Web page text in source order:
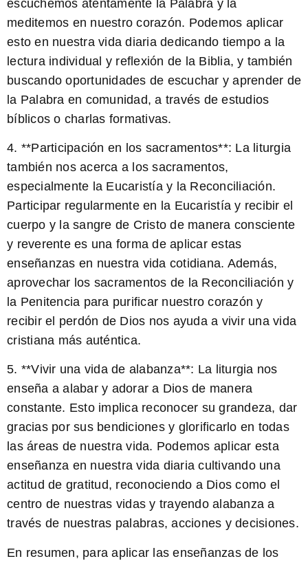
escuchemos atentamente la Palabra y la
meditemos en nuestro corazón. Podemos aplicar
esto en nuestra vida diaria dedicando tiempo a la
lectura individual y reflexión de la Biblia, y también
buscando oportunidades de escuchar y aprender de
la Palabra en comunidad, a través de estudios
bíblicos o charlas formativas.
4. **Participación en los sacramentos**: La liturgia
también nos acerca a los sacramentos,
especialmente la Eucaristía y la Reconciliación.
Participar regularmente en la Eucaristía y recibir el
cuerpo y la sangre de Cristo de manera consciente
y reverente es una forma de aplicar estas
enseñanzas en nuestra vida cotidiana. Además,
aprovechar los sacramentos de la Reconciliación y
la Penitencia para purificar nuestro corazón y
recibir el perdón de Dios nos ayuda a vivir una vida
cristiana más auténtica.
5. **Vivir una vida de alabanza**: La liturgia nos
enseña a alabar y adorar a Dios de manera
constante. Esto implica reconocer su grandeza, dar
gracias por sus bendiciones y glorificarlo en todas
las áreas de nuestra vida. Podemos aplicar esta
enseñanza en nuestra vida diaria cultivando una
actitud de gratitud, reconociendo a Dios como el
centro de nuestras vidas y trayendo alabanza a
través de nuestras palabras, acciones y decisiones.
En resumen, para aplicar las enseñanzas de los